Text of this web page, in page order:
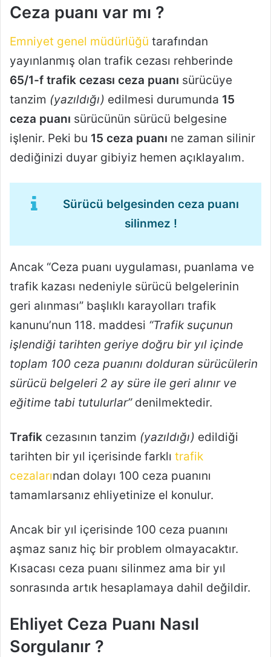
Ceza puanı var mı ?
Emniyet genel müdürlüğü tarafından
yayınlanmış olan trafik cezası rehberinde
65/1-f trafik cezası ceza puanı sürücüye
tanzim (yazıldığı) edilmesi durumunda 15
ceza puanı sürücünün sürücü belgesine
işlenir. Peki bu 15 ceza puanı ne zaman silinir
dediğinizi duyar gibiyiz hemen açıklayalım.
Sürücü belgesinden ceza puanı
silinmez !
Ancak “Ceza puanı uygulaması, puanlama ve
trafik kazası nedeniyle sürücü belgelerinin
geri alınması” başlıklı karayolları trafik
kanunu’nun 118. maddesi “Trafik suçunun
işlendiği tarihten geriye doğru bir yıl içinde
toplam 100 ceza puanını dolduran sürücülerin
sürücü belgeleri 2 ay süre ile geri alınır ve
eğitime tabi tutulurlar”denilmektedir.
Trafik cezasının tanzim (yazıldığı) edildiği
tarihten bir yıl içerisinde farklı trafik
cezalarından dolayı 100 ceza puanını
tamamlarsanız ehliyetinize el konulur.
Ancak bir yıl içerisinde 100 ceza puanını
aşmaz sanız hiç bir problem olmayacaktır.
Kısacası ceza puanı silinmez ama bir yıl
sonrasında artık hesaplamaya dahil değildir.
Ehliyet Ceza Puanı Nasıl
Sorgulanır ?